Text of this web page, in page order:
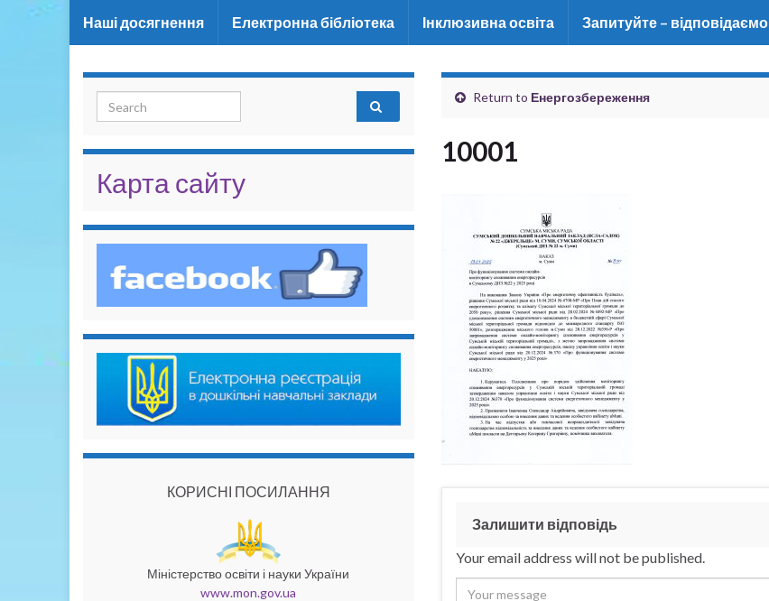
Наші досягнення Електронна бібліотека Інклюзивна освіта Запитуйте – відповідаємо
Return to Енергозбереження
10001
Залишити відповідь
Your email address will not be published.
Search for:
Карта сайту
КОРИСНІ ПОСИЛАННЯ
Міністерство освіти і науки України
www.mon.gov.ua